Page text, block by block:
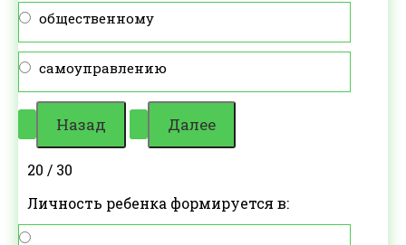
общественному
самоуправлению
20 / 30
Личность ребенка формируется в: